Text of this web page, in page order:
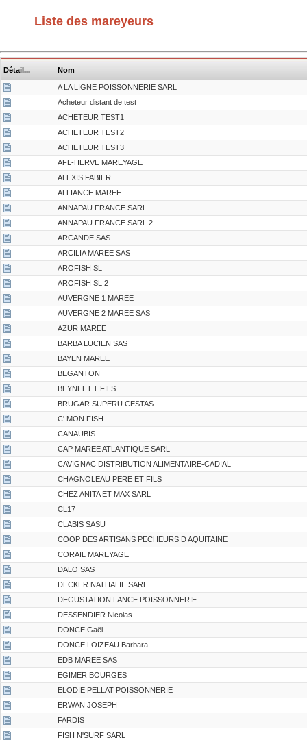
Liste des mareyeurs
Détail... Nom
A LA LIGNE POISSONNERIE SARL
Acheteur distant de test
ACHETEUR TEST1
ACHETEUR TEST2
ACHETEUR TEST3
AFL-HERVE MAREYAGE
ALEXIS FABIER
ALLIANCE MAREE
ANNAPAU FRANCE SARL
ANNAPAU FRANCE SARL 2
ARCANDE SAS
ARCILIA MAREE SAS
AROFISH SL
AROFISH SL 2
AUVERGNE 1 MAREE
AUVERGNE 2 MAREE SAS
AZUR MAREE
BARBA LUCIEN SAS
BAYEN MAREE
BEGANTON
BEYNEL ET FILS
BRUGAR SUPERU CESTAS
C' MON FISH
CANAUBIS
CAP MAREE ATLANTIQUE SARL
CAVIGNAC DISTRIBUTION ALIMENTAIRE-CADIAL
CHAGNOLEAU PERE ET FILS
CHEZ ANITA ET MAX SARL
CL17
CLABIS SASU
COOP DES ARTISANS PECHEURS D AQUITAINE
CORAIL MAREYAGE
DALO SAS
DECKER NATHALIE SARL
DEGUSTATION LANCE POISSONNERIE
DESSENDIER Nicolas
DONCE Gaël
DONCE LOIZEAU Barbara
EDB MAREE SAS
EGIMER BOURGES
ELODIE PELLAT POISSONNERIE
ERWAN JOSEPH
FARDIS
FISH N'SURF SARL